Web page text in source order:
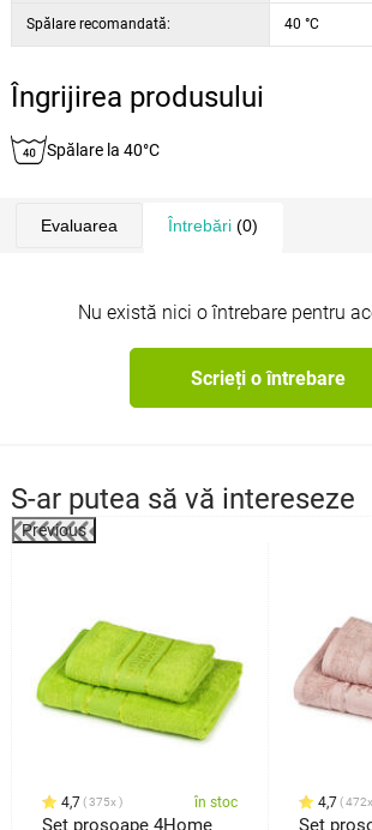
Spălare recomandată: 40 °C
Îngrijirea produsului
Spălare la 40°C
Evaluarea Întrebări(0)
Nu există nici o întrebare pentru
Scrieți o întrebare
S-ar putea să vă intereseze
Previous
4,7 375x în stoc
Set prosoape 4Home
4,7 472x
Set